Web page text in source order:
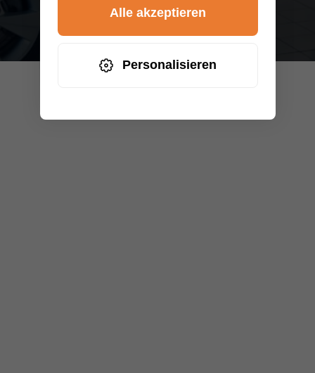
Personalisieren
Alle akzeptieren